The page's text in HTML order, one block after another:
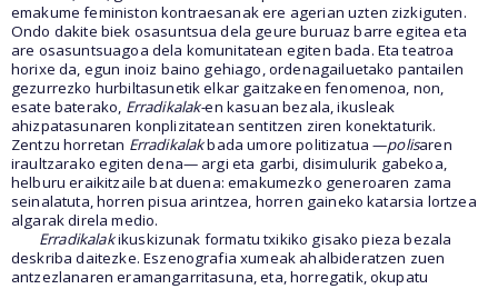
emakume feministon kontraesanak ere agerian uzten zizkiguten.
Ondo dakite biek osasuntsua dela geure buruaz barre egitea eta
are osasuntsuagoa dela komunitatean egiten bada. Eta teatroa
horixe da, egun inoiz baino gehiago, ordenagailuetako pantailen
gezurrezko hurbiltasunetik elkar gaitzakeen fenomenoa, non,
esate baterako, Erradikalak-en kasuan bezala, ikusleak
ahizpatasunaren konplizitatean sentitzen ziren konektaturik.
Zentzu horretan Erradikalakbada umore politizatua —polisaren
iraultzarako egiten dena— argi eta garbi, disimulurik gabekoa,
helburu eraikitzaile bat duena: emakumezko generoaren zama
seinalatuta, horren pisua arintzea, horren gaineko katarsia lortzea
algarak direla medio.
Erradikalakikuskizunak formatu txikiko gisako pieza bezala
deskriba daitezke. Eszenografia xumeak ahalbideratzen zuen
antzezlanaren eramangarritasuna, eta, horregatik, okupatu